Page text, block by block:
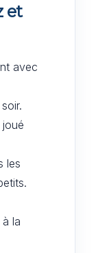
et
avec
les
la